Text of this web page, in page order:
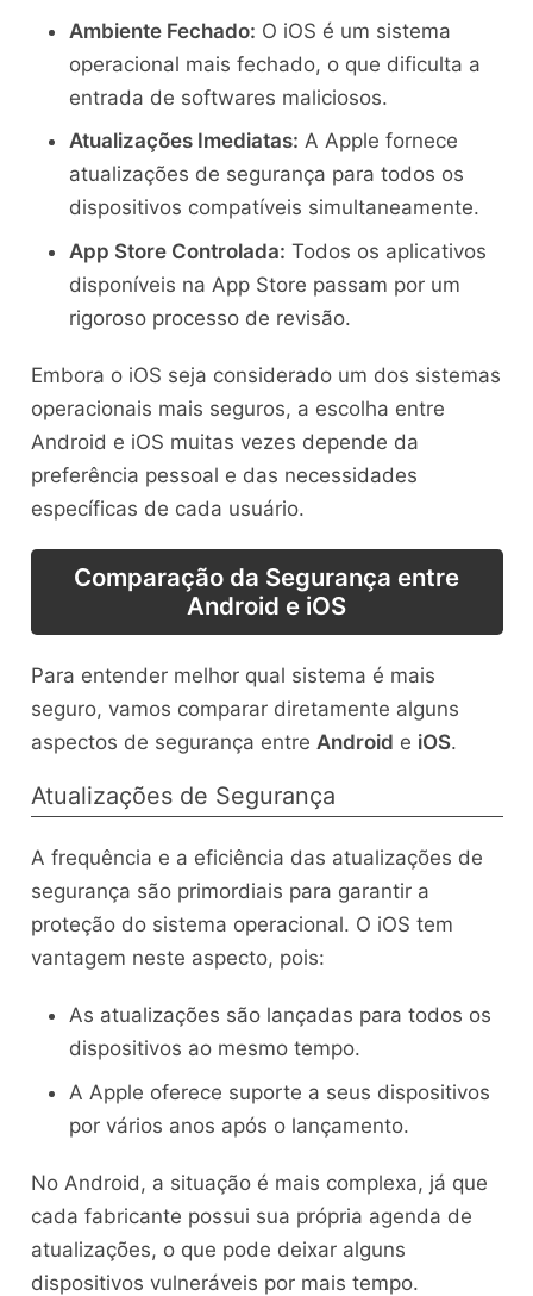
Ambiente Fechado: O iOS é um sistema
operacional mais fechado, o que dificulta a
entrada de softwares maliciosos.
Atualizações Imediatas: A Apple fornece
atualizações de segurança para todos os
dispositivos compatíveis simultaneamente.
App Store Controlada: Todos os aplicativos
disponíveis na App Store passam por um
rigoroso processo de revisão.
Embora o iOS seja considerado um dos sistemas
operacionais mais seguros, a escolha entre
Android e iOS muitas vezes depende da
preferência pessoal e das necessidades
específicas de cada usuário.
Comparação da Segurança entre
Android e iOS
Para entender melhor qual sistema é mais
seguro, vamos comparar diretamente alguns
aspectos de segurança entre Android e iOS.
Atualizações de Segurança
A frequência e a eficiência das atualizações de
segurança são primordiais para garantir a
proteção do sistema operacional. O iOS tem
vantagem neste aspecto, pois:
As atualizações são lançadas para todos os
dispositivos ao mesmo tempo.
A Apple oferece suporte a seus dispositivos
por vários anos após o lançamento.
No Android, a situação é mais complexa, já que
cada fabricante possui sua própria agenda de
atualizações, o que pode deixar alguns
dispositivos vulneráveis por mais tempo.